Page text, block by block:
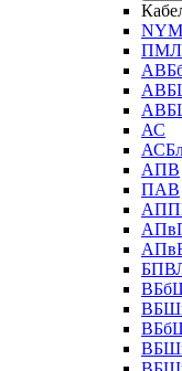
NYM
ПМЛ
АС
АПВ
ПАВ